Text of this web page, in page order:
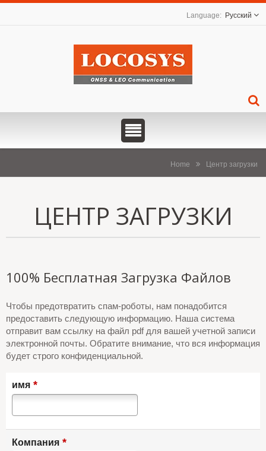
Русский
Home Центр загрузки
ЦЕНТР ЗАГРУЗКИ
100% Бесплатная Загрузка Файлов
Чтобы предотвратить спам-роботы, нам понадобится
предоставить следующую информацию. Наша система
отправит вам ссылку на файл pdf для вашей учетной записи
электронной почты. Обратите внимание, что вся информация
будет строго конфиденциальной.
имя *
Компания *